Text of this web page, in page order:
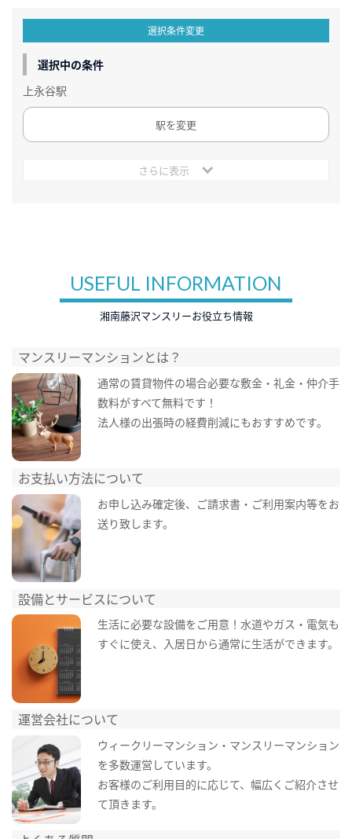
選択条件変更
選択中の条件
上永谷駅
駅を変更
さらに表示
USEFUL INFORMATION
湘南藤沢マンスリーお役立ち情報
マンスリーマンションとは？
通常の賃貸物件の場合必要な敷金・礼金・仲介手
数料がすべて無料です！
法人様の出張時の経費削減にもおすすめです。
お支払い方法について
お申し込み確定後、ご請求書・ご利用案内等をお
送り致します。
設備とサービスについて
生活に必要な設備をご用意！水道やガス・電気も
すぐに使え、入居日から通常に生活ができます。
運営会社について
ウィークリーマンション・マンスリーマンション
を多数運営しています。
お客様のご利用目的に応じて、幅広くご紹介させ
て頂きます。